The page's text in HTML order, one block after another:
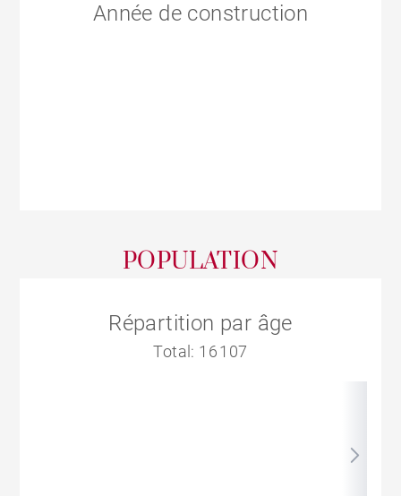
Année de construction
POPULATION
Répartition par âge
Total: 16 107